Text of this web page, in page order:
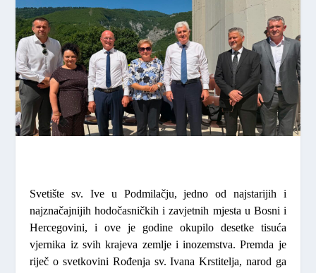
Svetište sv. Ive u Podmilačju, jedno od najstarijih i
najznačajnijih hodočasničkih i zavjetnih mjesta u Bosni i
Hercegovini, i ove je godine okupilo desetke tisuća
vjernika iz svih krajeva zemlje i inozemstva. Premda je
riječ o svetkovini Rođenja sv. Ivana Krstitelja, narod ga